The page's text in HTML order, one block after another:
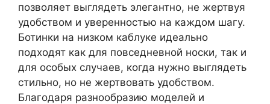
позволяет выглядеть элегантно, не жертвуя
удобством и уверенностью на каждом шагу.
Ботинки на низком каблуке идеально
подходят как для повседневной носки, так и
для особых случаев, когда нужно выглядеть
стильно, но не жертвовать удобством.
Благодаря разнообразию моделей и